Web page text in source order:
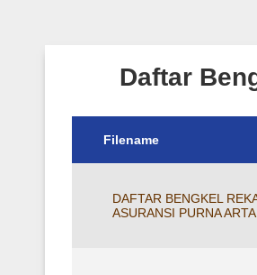
Daftar
Filename
DAFTAR BENGKEL
ASURANSI PURNA